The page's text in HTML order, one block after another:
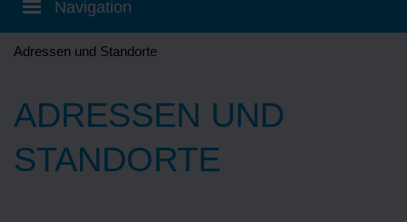
Adressen und Standorte
ADRESSEN UND
STANDORTE